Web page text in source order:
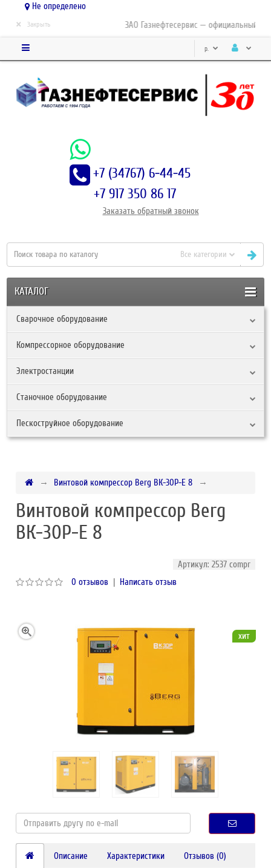
Не определено
ЗАО Газнефтесервис — официальный
× Закрыть
р.
+7 (34767) 6-44-45
+7 917 350 86 17
Заказать обратный звонок
Все категории
КАТАЛОГ
Сварочное оборудование
Компрессорное оборудование
Электростанции
Станочное оборудование
Пескоструйное оборудование
Винтовой компрессор Berg ВК-30Р-Е 8
Винтовой компрессор Berg
ВК-30Р-Е 8
Артикул: 2537 compr
0 отзывов | Написать отзыв
хит
Описание Характеристики Отзывов (0)